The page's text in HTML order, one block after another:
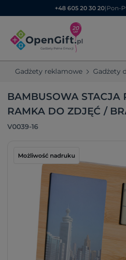
+48 605 20 30 20| Pon-
Gadżety reklamowe Gadżety
BAMBUSOWA STACJA
RAMKA DO ZDJĘĆ /
V0039-16
Możliwość nadruku